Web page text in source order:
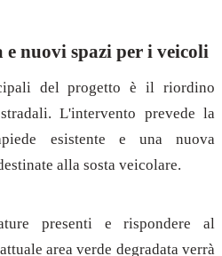
e nuovi spazi per i veicoli
del progetto è il riordino
L'intervento prevede la
esistente e una nuova
alla sosta veicolare.
presenti e rispondere al
area verde degradata verrà